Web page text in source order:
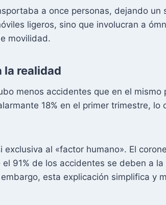
a once personas, dejando un
ligeros, sino que involucran a
movilidad.
la realidad
menos accidentes que en el mismo
18% en el primer trimestre, lo
al «factor humano». El
91% de los accidentes se deben a
esta explicación simplifica y